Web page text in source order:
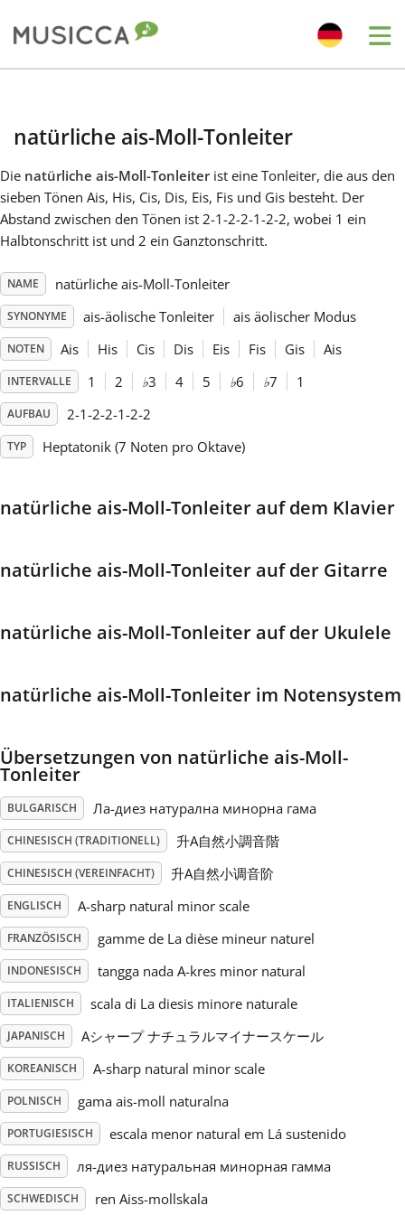
English
Español
Français
한국어
Русский
Svenska
Tiếng Việt
Türkçe
Українська
简体中文
繁體中文
natürliche ais-Moll-Tonleiter
Die natürliche ais-Moll-Tonleiterist eine Tonleiter, die aus den
sieben Tönen Ais, His, Cis, Dis, Eis, Fis und Gis besteht. Der
Abstand zwischen den Tönen ist 2-1-2-2-1-2-2, wobei 1 ein
Halbtonschritt ist und 2 ein Ganztonschritt.
NAME natürliche ais-Moll-Tonleiter
SYNONYME ais-äolische Tonleiter ais äolischer Modus
NOTEN Ais His Cis Dis Eis Fis Gis Ais
INTERVALLE 1 2 ♭3 4 5 ♭6 ♭7 1
AUFBAU 2-1-2-2-1-2-2
TYP Heptatonik (7 Noten pro Oktave)
natürliche ais-Moll-Tonleiter auf dem Klavier
natürliche ais-Moll-Tonleiter auf der Gitarre
natürliche ais-Moll-Tonleiter auf der Ukulele
natürliche ais-Moll-Tonleiter im Notensystem
Übersetzungen von natürliche ais-Moll-
Tonleiter
BULGARISCH Ла-диез натурална минорна гама
CHINESISCH (TRADITIONELL) 升A自然小調音階
CHINESISCH (VEREINFACHT) 升A自然小调音阶
ENGLISCH A-sharp natural minor scale
FRANZÖSISCH gamme de La dièse mineur naturel
INDONESISCH tangga nada A-kres minor natural
ITALIENISCH scala di La diesis minore naturale
JAPANISCH Aシャープ ナチュラルマイナースケール
KOREANISCH A-sharp natural minor scale
POLNISCH gama ais-moll naturalna
PORTUGIESISCH escala menor natural em Lá sustenido
RUSSISCH ля-диез натуральная минорная гамма
SCHWEDISCH ren Aiss-mollskala